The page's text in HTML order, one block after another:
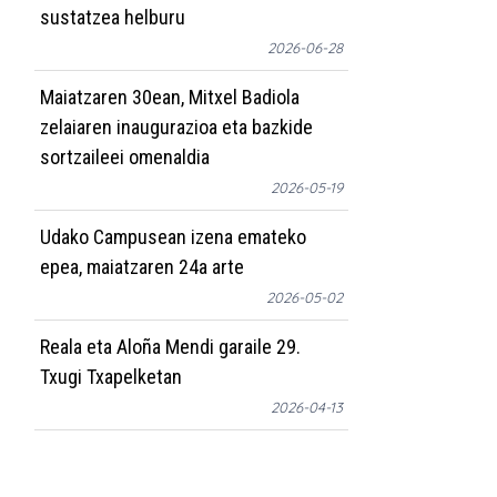
sustatzea helburu
2026-06-28
Maiatzaren 30ean, Mitxel Badiola
zelaiaren inaugurazioa eta bazkide
sortzaileei omenaldia
2026-05-19
Udako Campusean izena emateko
epea, maiatzaren 24a arte
2026-05-02
Reala eta Aloña Mendi garaile 29.
Txugi Txapelketan
2026-04-13